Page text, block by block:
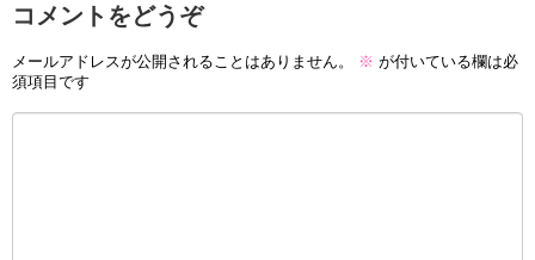
コメントをどうぞ
メールアドレスが公開されることはありません。 ※ が付いている欄は必
須項目です